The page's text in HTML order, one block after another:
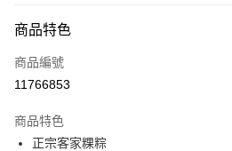
信用卡一次付款
LINE Pay
街口支付
商品特色
商品編號
11766853
商品特色
正宗客家粿粽